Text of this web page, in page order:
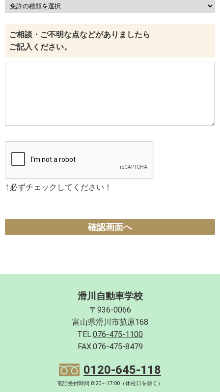
ご相談・ご不明な点などがありましたら
ご記入ください。
↑ 必ずチェックしてください！
確認画面へ
滑川自動車学校
〒936-0066
富山県滑川市菰原168
TEL.076-475-1100
FAX.076-475-8479
0120-645-118
電話受付時間 8:20～17:00（休校日を除く）